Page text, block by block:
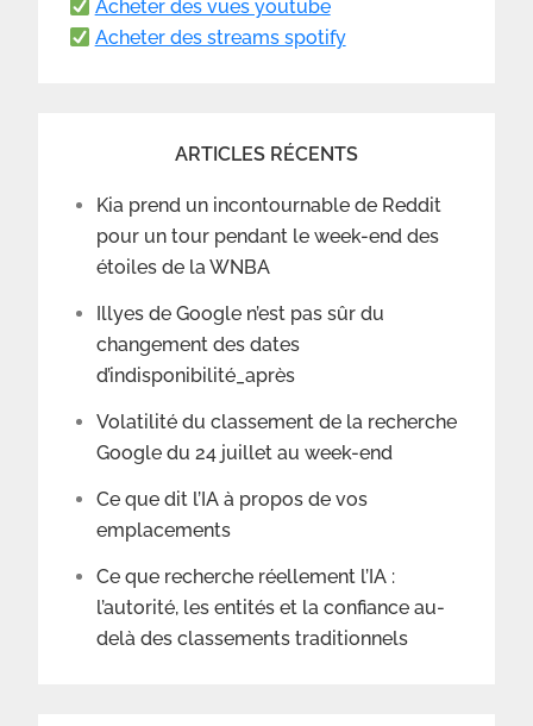
Acheter des vues youtube
Acheter des streams spotify
ARTICLES RÉCENTS
Kia prend un incontournable de Reddit
pour un tour pendant le week-end des
étoiles de la WNBA
Illyes de Google n’est pas sûr du
changement des dates
d’indisponibilité_après
Volatilité du classement de la recherche
Google du 24 juillet au week-end
Ce que dit l’IA à propos de vos
emplacements
Ce que recherche réellement l’IA :
l’autorité, les entités et la confiance au-
delà des classements traditionnels